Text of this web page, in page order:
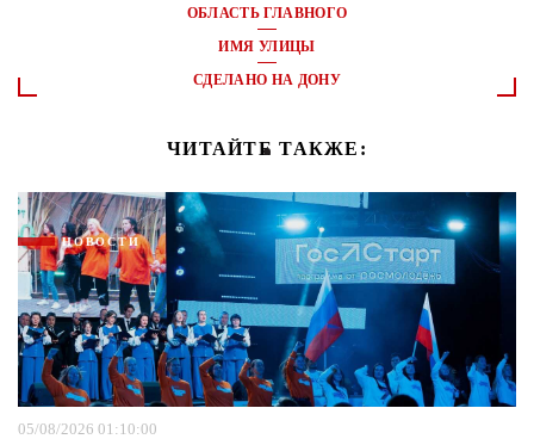
ОБЛАСТЬ ГЛАВНОГО
ИМЯ УЛИЦЫ
СДЕЛАНО НА ДОНУ
ЧИТАЙТЕ ТАКЖЕ:
НОВОСТИ
05/08/2026 01:10:00